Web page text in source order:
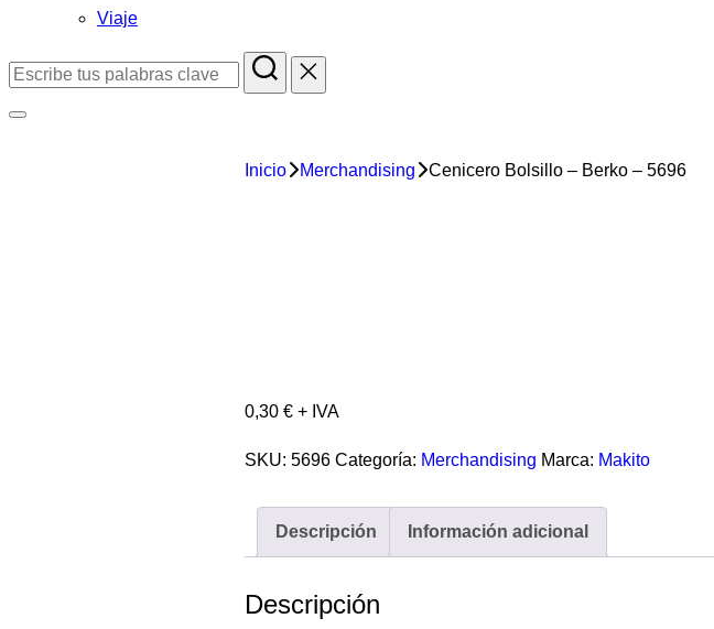
Viaje
Inicio Merchandising Cenicero Bolsillo – Berko – 5696
0,30 € + IVA
SKU: 5696 Categoría: Merchandising Marca: Makito
Descripción Información adicional
Descripción